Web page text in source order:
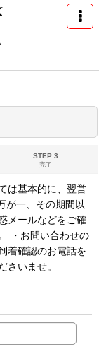
STEP 3
完了
は基本的に、翌営
が一、その期間以
メールなどをご確
・お問い合わせの
着確認のお電話を
いませ。